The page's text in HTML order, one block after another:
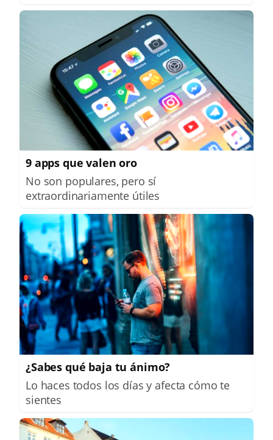
9 apps que valen oro
No son populares, pero sí
extraordinariamente útiles
¿Sabes qué baja tu ánimo?
Lo haces todos los días y afecta cómo te
sientes